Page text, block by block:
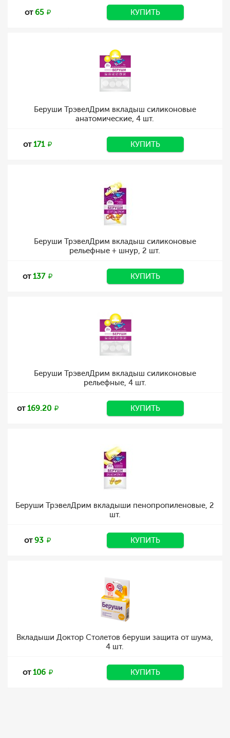
от65 КУПИТЬ
Беруши ТрэвелДрим вкладыш силиконовые
анатомические, 4 шт.
от171 КУПИТЬ
Беруши ТрэвелДрим вкладыш силиконовые
рельефные + шнур, 2 шт.
от137 КУПИТЬ
Беруши ТрэвелДрим вкладыш силиконовые
рельефные, 4 шт.
от169.20 КУПИТЬ
Беруши ТрэвелДрим вкладыши пенопропиленовые, 2
шт.
от93 КУПИТЬ
Вкладыши Доктор Столетов беруши защита от шума,
4 шт.
от106 КУПИТЬ